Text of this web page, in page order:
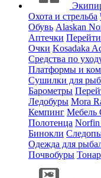
Охота и стрельба
Обувь Alaskan
Аптечки
Очки Kosadaka
Средства по
Платформы и
Сушилки для
Барометры
Ледобуры Mora
Кемпинг Мебель
Полотенца Norfin
Бинокли
Одежда для
Почвобуры Тонар